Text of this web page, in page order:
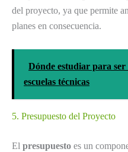
del proyecto, ya que permite
planes en consecuencia.
Dónde estudiar para
escuelas técnicas
5. Presupuesto del Proyecto
El presupuesto es un